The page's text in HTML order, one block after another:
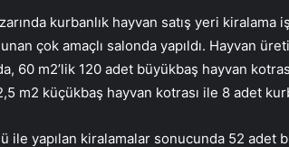
kurbanlık hayvan satış yeri kiralama
çok amaçlı salonda yapıldı. Hayvan
60 m2’lik 120 adet büyükbaş hayvan
m2 küçükbaş hayvan kotrası ile 8 adet
ile yapılan kiralamalar sonucunda 52 adet